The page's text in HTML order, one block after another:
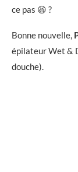
ce pas 😆 ?
Bonne nouvelle,
épilateur Wet &
douche).